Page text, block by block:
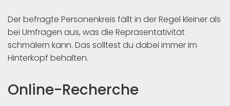
Der befragte Personenkreis fällt in der Regel kleiner als
bei Umfragen aus, was die Repräsentativität
schmälern kann. Das solltest du dabei immer im
Hinterkopf behalten.
Online-Recherche